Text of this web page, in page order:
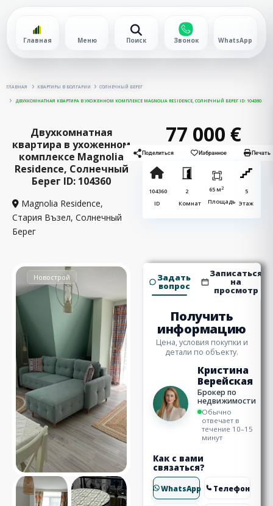
Главная Меню Поиск Звонок WhatsApp
ГЛАВНАЯ КВАРТИРЫ В БОЛГАРИИ СОЛНЕЧНЫЙ БЕРЕГ
ДВУХКОМНАТНАЯ КВАРТИРА В УХОЖЕННОМ КОМПЛЕКСЕ MAGNOLIA RESIDENCE, СОЛНЕЧНЫЙ БЕРЕГ ID: 104360
Двухкомнатная
квартира в ухоженном
комплексе Magnolia
Residence, Солнечный
Берег ID: 104360
Magnolia Residence,
Стария Възел, Солнечный
Берег
77 000 €
Поделиться Избранное Печать
104360
ID
2
Комнат
65 м2
Площадь
5
Этаж
Новострой Задать
вопрос
Записаться
на
просмотр
Получить
информацию
Цена, условия покупки и
детали по объекту.
Кристина
Верейская
Брокер по
недвижимости
Обычно
отвечает в
течение 10–15
минут
Как с вами
связаться?
WhatsApp Телефон